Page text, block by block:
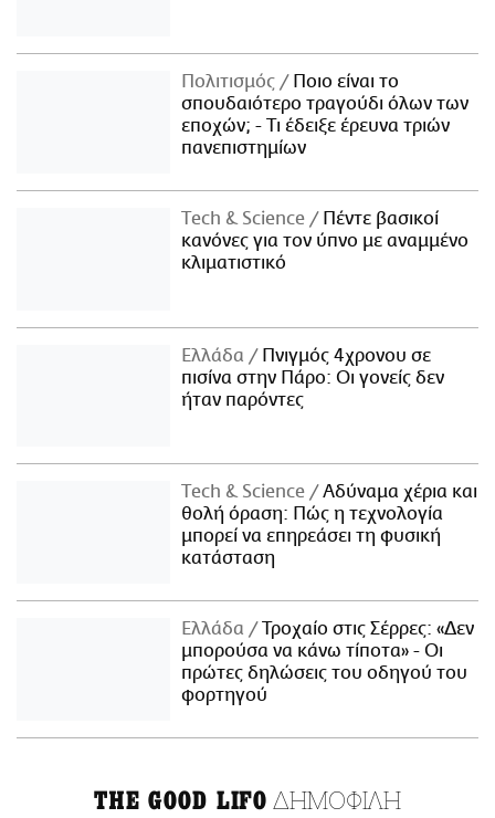
Πολιτισμός
Ποιο είναι το
σπουδαιότερο τραγούδι όλων των
εποχών; - Τι έδειξε έρευνα τριών
πανεπιστημίων
Τech & Science
Πέντε βασικοί
κανόνες για τον ύπνο με αναμμένο
κλιματιστικό
Ελλάδα
Πνιγμός 4χρονου σε
πισίνα στην Πάρο: Οι γονείς δεν
ήταν παρόντες
Τech & Science
Αδύναμα χέρια και
θολή όραση: Πώς η τεχνολογία
μπορεί να επηρεάσει τη φυσική
κατάσταση
Ελλάδα
Τροχαίο στις Σέρρες: «Δεν
μπορούσα να κάνω τίποτα» - Οι
πρώτες δηλώσεις του οδηγού του
φορτηγού
THE GOOD LIFO ΔΗΜΟΦΙΛΗ